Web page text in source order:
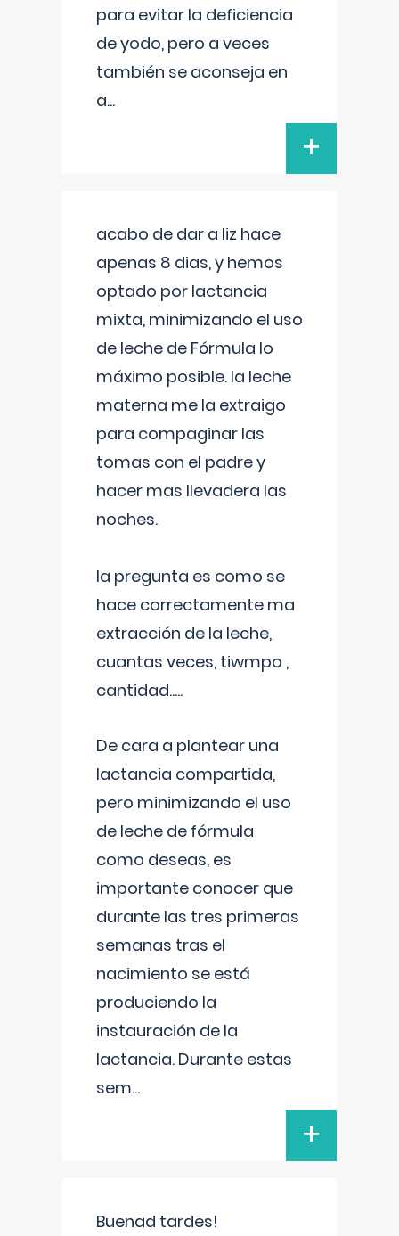
para evitar la deficiencia
de yodo, pero a veces
también se aconseja en
a...
+
acabo de dar a liz hace
apenas 8 dias, y hemos
optado por lactancia
mixta, minimizando el uso
de leche de Fórmula lo
máximo posible. la leche
materna me la extraigo
para compaginar las
tomas con el padre y
hacer mas llevadera las
noches.
la pregunta es como se
hace correctamente ma
extracción de la leche,
cuantas veces, tiwmpo ,
cantidad.....
De cara a plantear una
lactancia compartida,
pero minimizando el uso
de leche de fórmula
como deseas, es
importante conocer que
durante las tres primeras
semanas tras el
nacimiento se está
produciendo la
instauración de la
lactancia. Durante estas
sem...
+
Buenad tardes!